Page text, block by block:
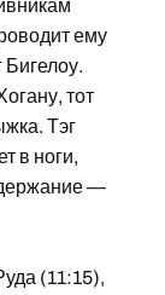
ему
Бигелоу.
тот
Тэг
в ноги,
—
(11:15),